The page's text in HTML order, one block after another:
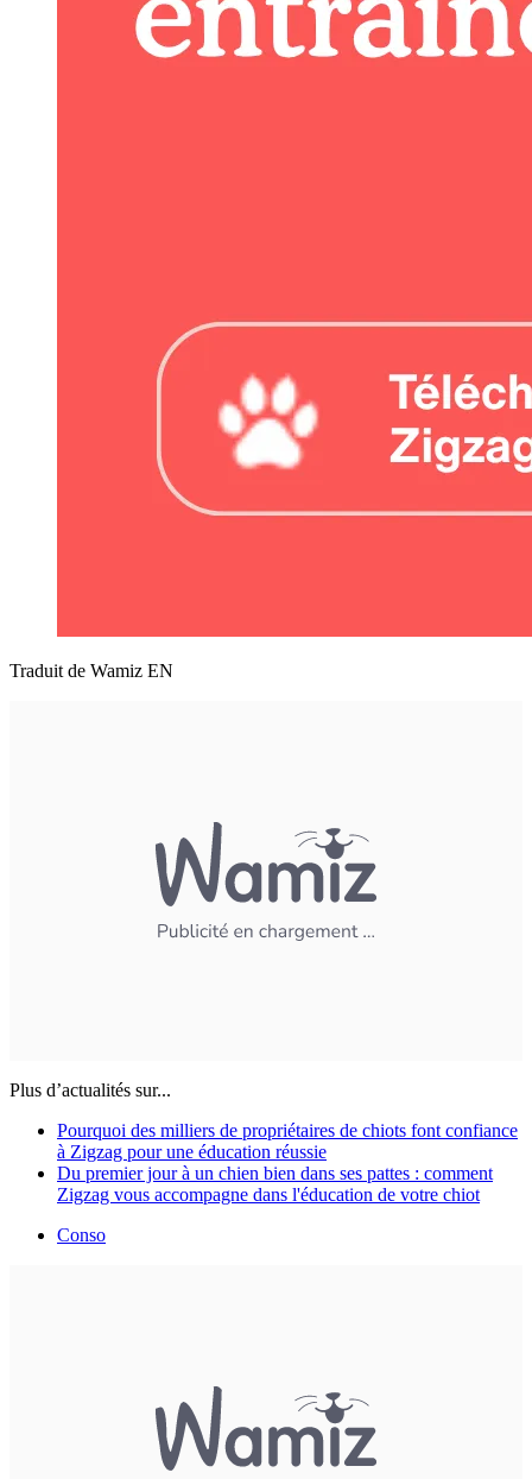
Traduit de Wamiz EN
Plus d’actualités sur...
Pourquoi des milliers de propriétaires de chiots font confiance
à Zigzag pour une éducation réussie
Du premier jour à un chien bien dans ses pattes : comment
Zigzag vous accompagne dans l'éducation de votre chiot
Conso